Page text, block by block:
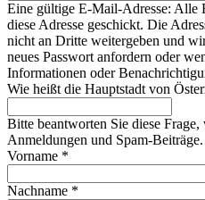
Eine gültige E-Mail-Adresse: Alle
diese Adresse geschickt. Die
nicht an Dritte weitergeben und
neues Passwort anfordern oder
Informationen oder
Wie heißt die Hauptstadt von
Bitte beantworten Sie diese
Anmeldungen und Spam-
Vorname *
Nachname *